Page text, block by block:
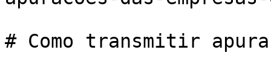
# Como transmitir